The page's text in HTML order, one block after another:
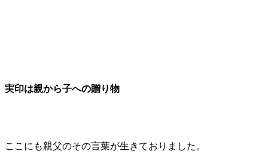
実印は親から子への贈り物
ここにも親父のその言葉が生きておりました。